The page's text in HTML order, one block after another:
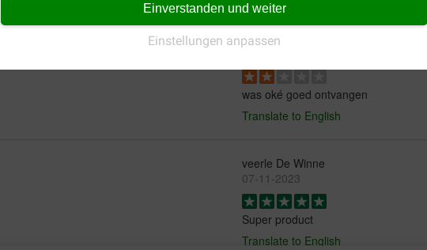
Einverstanden und weiter
Einstellungen anpassenAnnick vandekerchove
was oké goed ontvangen
Translate to English
veerle De Winne
07-11-2023
Super product
Translate to English